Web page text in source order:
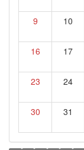
9 10
16 17
23 24
30 31